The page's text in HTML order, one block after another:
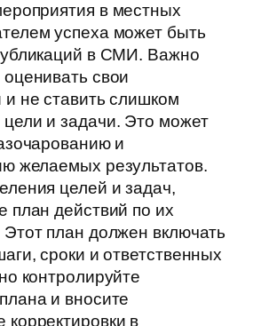
в местных
успеха может быть
в СМИ. Важно
свои
не ставить слишком
и задачи. Это может
и
желаемых результатов.
целей и задач,
план действий по их
план должен включать
сроки и ответственных
контролируйте
и вносите
в